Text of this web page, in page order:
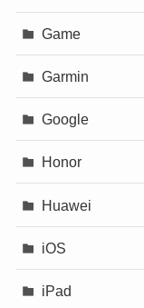
Game
Garmin
Google
Honor
Huawei
iOS
iPad